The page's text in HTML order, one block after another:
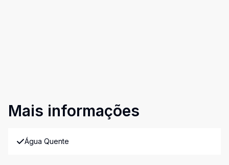
Mais informações
Água Quente